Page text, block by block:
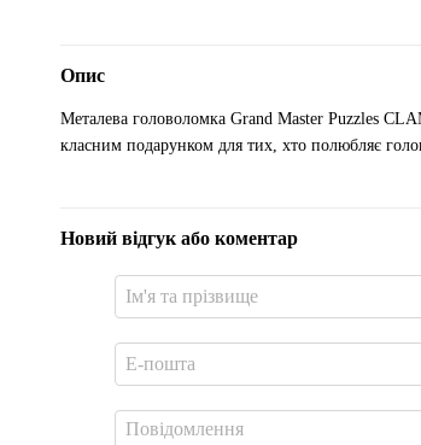
Опис
Металева головоломка Grand Master Puzzles
класним подарунком для тих, хто полюбляє
Новий відгук або коментар